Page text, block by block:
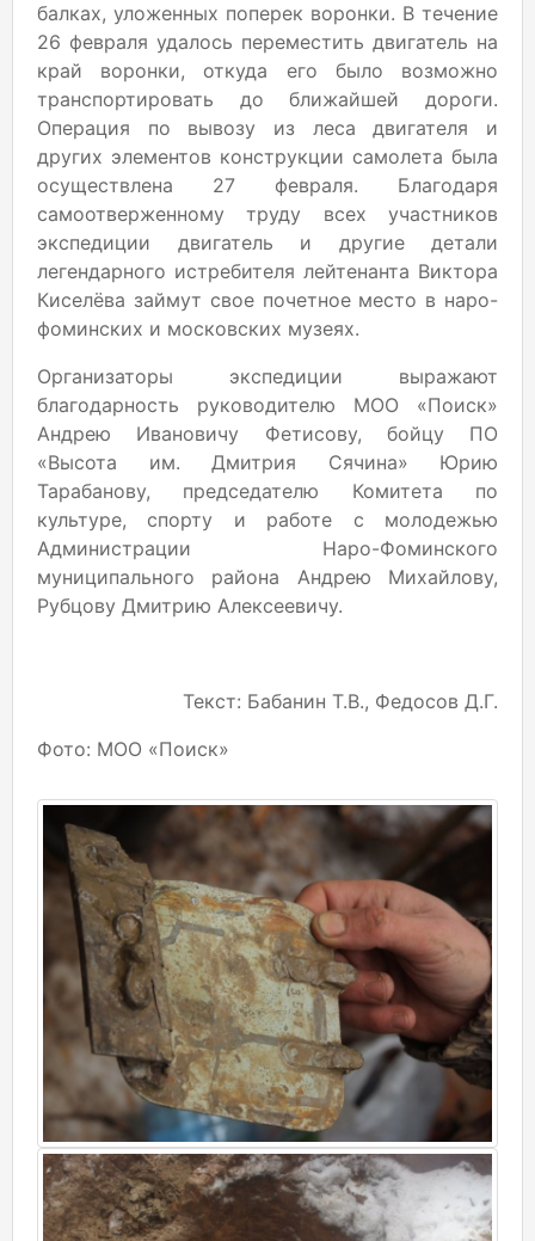
балках, уложенных поперек воронки. В течение
26 февраля удалось переместить двигатель на
край воронки, откуда его было возможно
транспортировать до ближайшей дороги.
Операция по вывозу из леса двигателя и
других элементов конструкции самолета была
осуществлена 27 февраля. Благодаря
самоотверженному труду всех участников
экспедиции двигатель и другие детали
легендарного истребителя лейтенанта Виктора
Киселёва займут свое почетное место в наро-
фоминских и московских музеях.
Организаторы экспедиции выражают
благодарность руководителю МОО «Поиск»
Андрею Ивановичу Фетисову, бойцу ПО
«Высота им. Дмитрия Сячина» Юрию
Тарабанову, председателю Комитета по
культуре, спорту и работе с молодежью
Администрации Наро-Фоминского
муниципального района Андрею Михайлову,
Рубцову Дмитрию Алексеевичу.
Текст: Бабанин Т.В., Федосов Д.Г.
Фото: МОО «Поиск»